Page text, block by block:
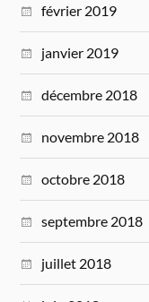
février 2019
janvier 2019
décembre 2018
novembre 2018
octobre 2018
septembre 2018
juillet 2018